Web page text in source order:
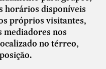
horários disponíveis
próprios visitantes,
nos
no térreo,